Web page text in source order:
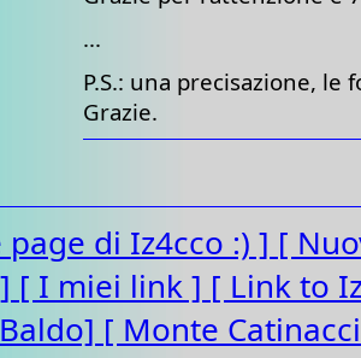
...
P.S.: una precisazione,
Grazie.
page di Iz4cco :) ] [
[ I miei link ] [ Link to
[ Monte